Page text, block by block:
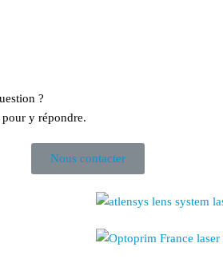
?
y répondre.
Nous contacter